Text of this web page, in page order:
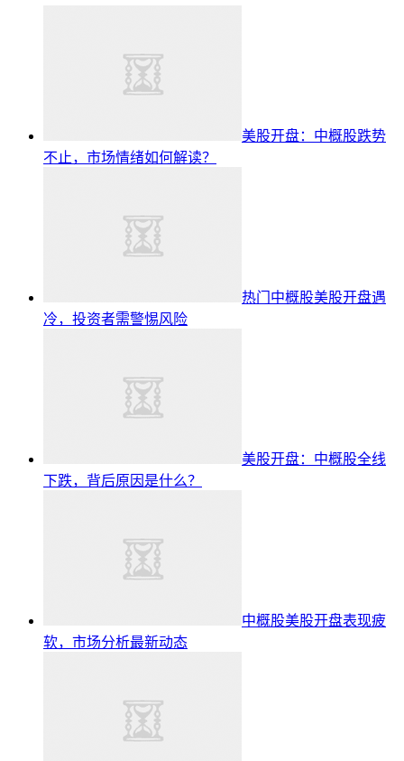
美股开盘：中概股跌势
不止，市场情绪如何解读？
热门中概股美股开盘遇
冷，投资者需警惕风险
美股开盘：中概股全线
下跌，背后原因是什么？
中概股美股开盘表现疲
软，市场分析最新动态